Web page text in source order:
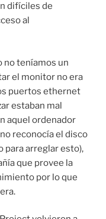
difíciles de
al
no teníamos un
el monitor no era
puertos ethernet
estaban mal
aquel ordenador
reconocía el disco
para arreglar esto),
que provee la
por lo que